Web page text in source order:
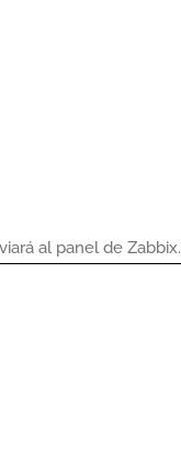
al panel de Zabbix.